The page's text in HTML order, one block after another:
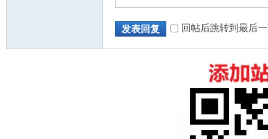
发表回复 回帖后跳转到最后